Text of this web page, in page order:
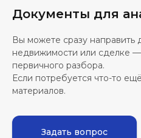
Документы для
Вы можете сразу направить
недвижимости или сделке —
первичного разбора.
Если потребуется что-то
материалов.
Задать вопрос